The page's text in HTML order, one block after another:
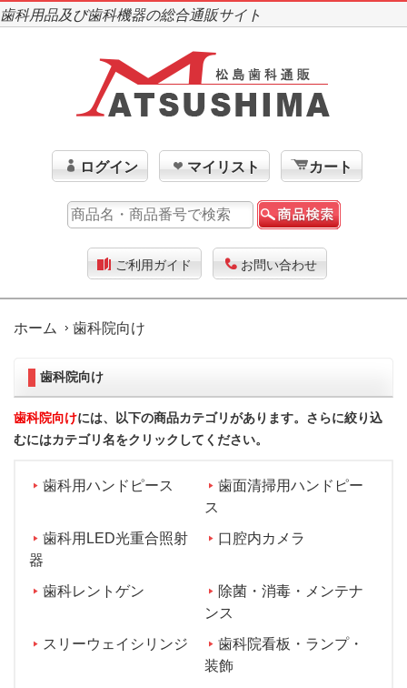
歯科用品及び歯科機器の総合通販サイト
ログイン マイリスト カート
ご利用ガイド お問い合わせ
ホーム 歯科院向け
歯科院向け
歯科院向けには、以下の商品カテゴリがあります。さらに絞り込
むにはカテゴリ名をクリックしてください。
歯科用ハンドピース
歯面清掃用ハンドピー
ス
歯科用LED光重合照射
器
口腔内カメラ
歯科レントゲン
除菌・消毒・メンテナ
ンス
スリーウェイシリンジ
歯科院看板・ランプ・
装飾